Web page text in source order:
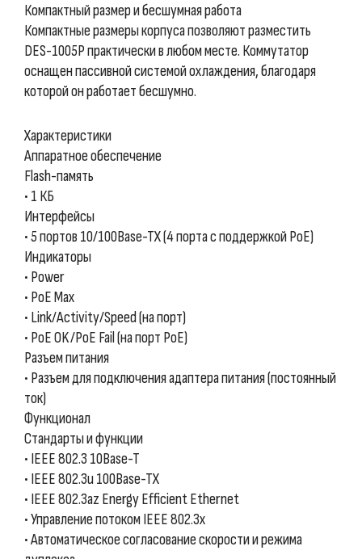
Компактный размер и бесшумная работа
Компактные размеры корпуса позволяют разместить
DES-1005P практически в любом месте. Коммутатор
оснащен пассивной системой охлаждения, благодаря
которой он работает бесшумно.
Характеристики
Аппаратное обеспечение
Flash-память
• 1 КБ
Интерфейсы
• 5 портов 10/100Base-TX (4 порта с поддержкой PoE)
Индикаторы
• Power
• PoE Max
• Link/Activity/Speed (на порт)
• PoE OK/PoE Fail (на порт PoE)
Разъем питания
• Разъем для подключения адаптера питания (постоянный
ток)
Функционал
Стандарты и функции
• IEEE 802.3 10Base-T
• IEEE 802.3u 100Base-TX
• IEEE 802.3az Energy Efficient Ethernet
• Управление потоком IEEE 802.3x
• Автоматическое согласование скорости и режима